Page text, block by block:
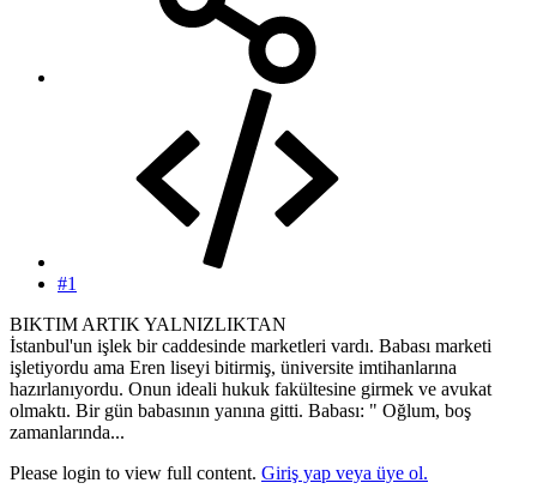
#1
BIKTIM ARTIK YALNIZLIKTAN
İstanbul'un işlek bir caddesinde marketleri vardı. Babası marketi
işletiyordu ama Eren liseyi bitirmiş, üniversite imtihanlarına
hazırlanıyordu. Onun ideali hukuk fakültesine girmek ve avukat
olmaktı. Bir gün babasının yanına gitti. Babası: " Oğlum, boş
zamanlarında...
Please login to view full content. Giriş yap veya üye ol.